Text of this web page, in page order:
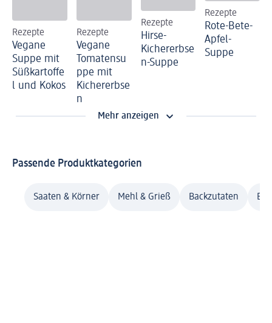
Rezepte
Vegane
Suppe mit
Süßkartoffe
l und Kokos
Rezepte
Vegane
Tomatensu
ppe mit
Kichererbse
n
Rezepte
Hirse-
Kichererbse
n-Suppe
Rezepte
Rote-Bete-
Apfel-
Suppe
Mehr anzeigen
Passende Produktkategorien
Saaten & Körner Mehl & Grieß Backzutaten